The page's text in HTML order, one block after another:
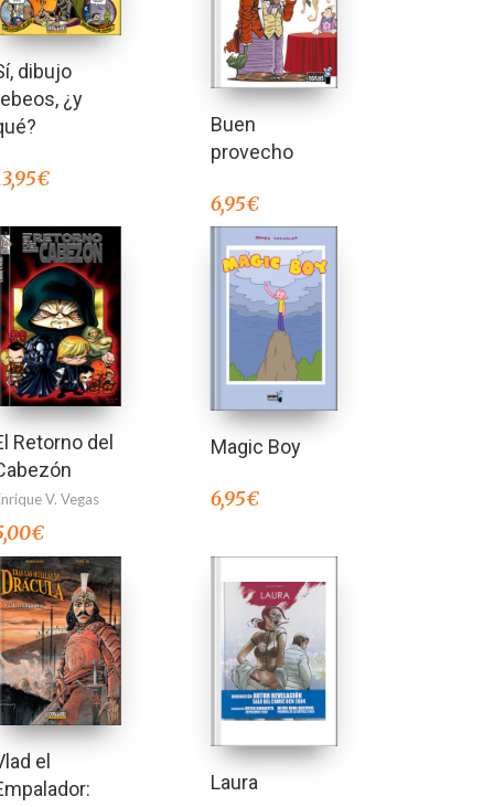
dibujo
¿y
€
Buen
provecho
6,95€
Retorno del
V. Vegas
€
Magic Boy
6,95€
el
Laura